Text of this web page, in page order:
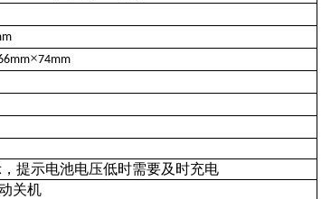
×74mm
提示电池电压低时需要及时充电
关机